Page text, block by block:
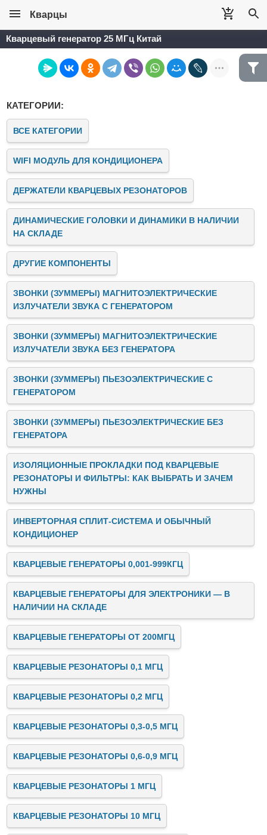
Кварцы
Кварцевый генератор 25 МГц Китай
КАТЕГОРИИ:
ВСЕ КАТЕГОРИИ
WIFI МОДУЛЬ ДЛЯ КОНДИЦИОНЕРА
ДЕРЖАТЕЛИ КВАРЦЕВЫХ РЕЗОНАТОРОВ
ДИНАМИЧЕСКИЕ ГОЛОВКИ И ДИНАМИКИ В НАЛИЧИИ
НА СКЛАДЕ
ДРУГИЕ КОМПОНЕНТЫ
ЗВОНКИ (ЗУММЕРЫ) МАГНИТОЭЛЕКТРИЧЕСКИЕ
ИЗЛУЧАТЕЛИ ЗВУКА C ГЕНЕРАТОРОМ
ЗВОНКИ (ЗУММЕРЫ) МАГНИТОЭЛЕКТРИЧЕСКИЕ
ИЗЛУЧАТЕЛИ ЗВУКА БЕЗ ГЕНЕРАТОРА
ЗВОНКИ (ЗУММЕРЫ) ПЬЕЗОЭЛЕКТРИЧЕСКИЕ C
ГЕНЕРАТОРОМ
ЗВОНКИ (ЗУММЕРЫ) ПЬЕЗОЭЛЕКТРИЧЕСКИЕ БЕЗ
ГЕНЕРАТОРА
ИЗОЛЯЦИОННЫЕ ПРОКЛАДКИ ПОД КВАРЦЕВЫЕ
РЕЗОНАТОРЫ И ФИЛЬТРЫ: КАК ВЫБРАТЬ И ЗАЧЕМ
НУЖНЫ
ИНВЕРТОРНАЯ СПЛИТ-СИСТЕМА И ОБЫЧНЫЙ
КОНДИЦИОНЕР
КВАРЦЕВЫЕ ГЕНЕРАТОРЫ 0,001-999КГЦ
КВАРЦЕВЫЕ ГЕНЕРАТОРЫ ДЛЯ ЭЛЕКТРОНИКИ — В
НАЛИЧИИ НА СКЛАДЕ
КВАРЦЕВЫЕ ГЕНЕРАТОРЫ ОТ 200МГЦ
КВАРЦЕВЫЕ РЕЗОНАТОРЫ 0,1 МГЦ
КВАРЦЕВЫЕ РЕЗОНАТОРЫ 0,2 МГЦ
КВАРЦЕВЫЕ РЕЗОНАТОРЫ 0,3-0,5 МГЦ
КВАРЦЕВЫЕ РЕЗОНАТОРЫ 0,6-0,9 МГЦ
КВАРЦЕВЫЕ РЕЗОНАТОРЫ 1 МГЦ
КВАРЦЕВЫЕ РЕЗОНАТОРЫ 10 МГЦ